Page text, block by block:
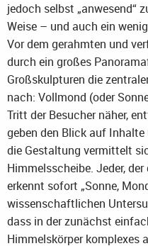
jedoch selbst „anwesend“
Weise – und auch ein
Vor dem gerahmten und
durch ein großes
Großskulpturen die
nach: Vollmond (oder
Tritt der Besucher näher,
geben den Blick auf
die Gestaltung vermittelt
Himmelsscheibe. Jeder,
erkennt sofort „Sonne,
wissenschaftlichen
dass in der zunächst
Himmelskörper komplexes